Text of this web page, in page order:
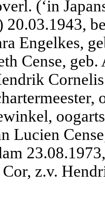
(‘in
20.03.1943,
Engelkes,
Cense,
Lucien
z.v.